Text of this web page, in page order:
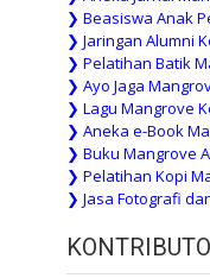
❯ Beasiswa Anak
❯ Jaringan Alumni
❯ Pelatihan Batik
❯ Ayo Jaga
❯ Lagu Mangrove
❯ Aneka e-Book
❯ Buku Mangrove
❯ Pelatihan Kopi
❯ Jasa Fotografi